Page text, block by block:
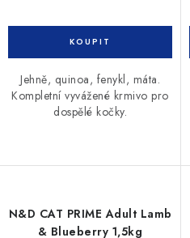
Jehně, quinoa, fenykl, máta.
Kompletní vyvážené krmivo pro
dospělé kočky.
N&D CAT PRIME Adult Lamb
& Blueberry 1,5kg